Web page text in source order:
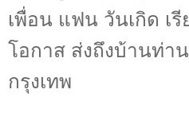
เพื่อน แฟน วันเกิด เ
โอกาส ส่งถึงบ้านท่า
กรุงเทพ